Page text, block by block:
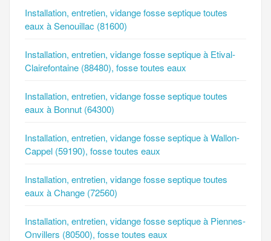
Installation, entretien, vidange fosse septique toutes
eaux à Senouillac (81600)
Installation, entretien, vidange fosse septique à Etival-
Clairefontaine (88480), fosse toutes eaux
Installation, entretien, vidange fosse septique toutes
eaux à Bonnut (64300)
Installation, entretien, vidange fosse septique à Wallon-
Cappel (59190), fosse toutes eaux
Installation, entretien, vidange fosse septique toutes
eaux à Change (72560)
Installation, entretien, vidange fosse septique à Piennes-
Onvillers (80500), fosse toutes eaux